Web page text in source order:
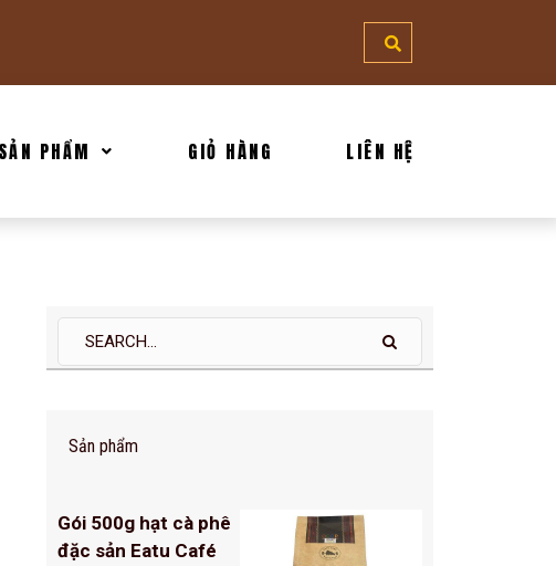
NAM - CÀ PHÊ FAIRTRADE - CÀ PHÊ CHẤT LƯỢNG CAO
SẢN PHẨM GIỎ HÀNG LIÊN HỆ
Sản phẩm
Gói 500g hạt cà phê
đặc sản Eatu Café